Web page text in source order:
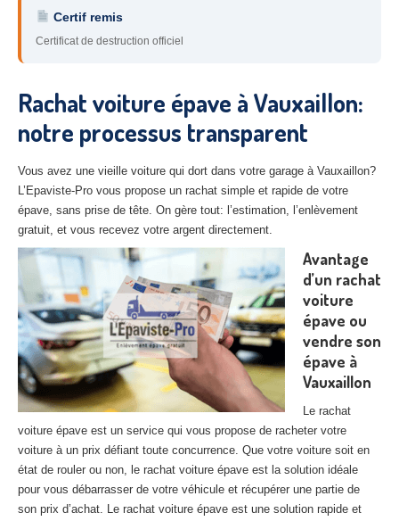
45 – Loiret
28– Eure-et-Loir
27– Eure
10– Aube
– Aisne
les secteurs
CENTREVHU AGRÉE
Centreagréé VHU Paris 75 : casse auto avec destruction
Centreagréé VHU 77 : casse auto avec destruction
Centre agréé VHU 78 : casse auto avec destruction
Centre agréé VHU 91 : casse auto avec destruction
Centreagréé VHU 92 : casse auto avec destruction
Certif remis
Certificat de destruction officiel
Rachat voiture épave à Vauxaillon:
notre processus transparent
Vous avez une vieille voiture qui dort dans votre garage à Vauxaillon?
L’Epaviste-Pro vous propose un rachat simple et rapide de votre
épave, sans prise de tête. On gère tout: l’estimation, l’enlèvement
gratuit, et vous recevez votre argent directement.
Avantage
d’un rachat
voiture
épave ou
vendre son
épave à
Vauxaillon
Le rachat
voiture épave est un service qui vous propose de racheter votre
voiture à un prix défiant toute concurrence. Que votre voiture soit en
état de rouler ou non, le rachat voiture épave est la solution idéale
pour vous débarrasser de votre véhicule et récupérer une partie de
son prix d’achat. Le rachat voiture épave est une solution rapide et